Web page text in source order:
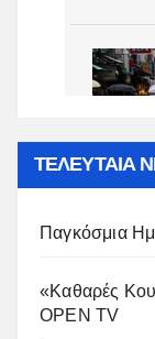
ΤΕΛΕΥΤΑΙΑ
Παγκόσμια
«Καθαρές
OPEN TV